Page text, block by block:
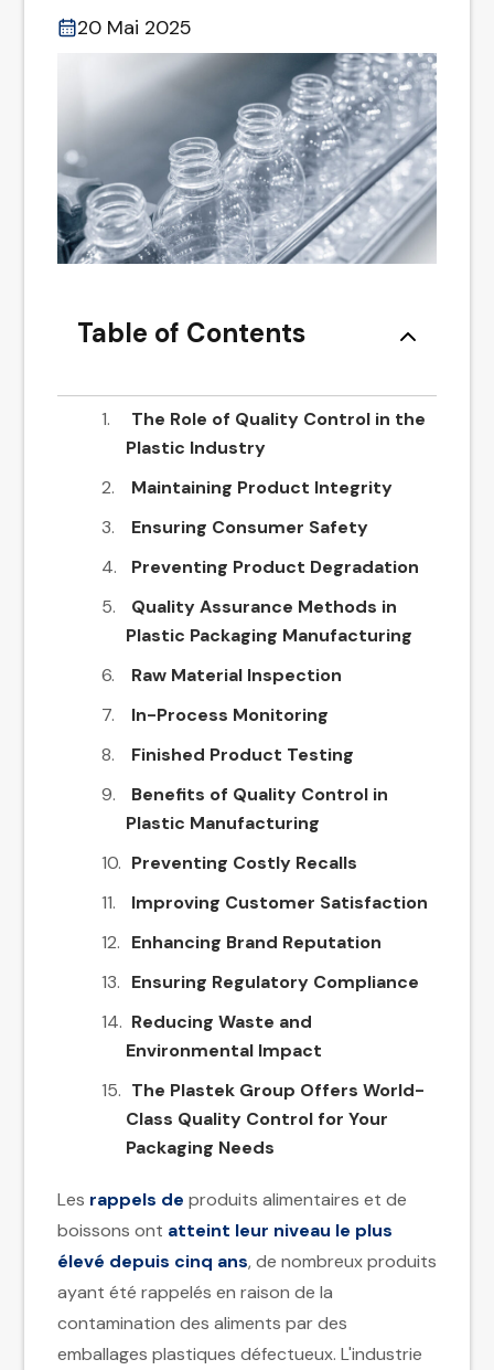
20 Mai 2025
Table of Contents
The Role of Quality Control in the
Plastic Industry
Maintaining Product Integrity
Ensuring Consumer Safety
Preventing Product Degradation
Quality Assurance Methods in
Plastic Packaging Manufacturing
Raw Material Inspection
In-Process Monitoring
Finished Product Testing
Benefits of Quality Control in
Plastic Manufacturing
Preventing Costly Recalls
Improving Customer Satisfaction
Enhancing Brand Reputation
Ensuring Regulatory Compliance
Reducing Waste and
Environmental Impact
The Plastek Group Offers World-
Class Quality Control for Your
Packaging Needs
Les rappels de produits alimentaires et de
boissons ont atteint leur niveau le plus
élevé depuis cinq ans, de nombreux produits
ayant été rappelés en raison de la
contamination des aliments par des
emballages plastiques défectueux. L'industrie